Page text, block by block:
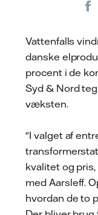
Vattenfalls
danske
procent i de
Syd & Nord
væksten.
"I valget af
kvalitet og
med Aarsleff.
hvordan de to